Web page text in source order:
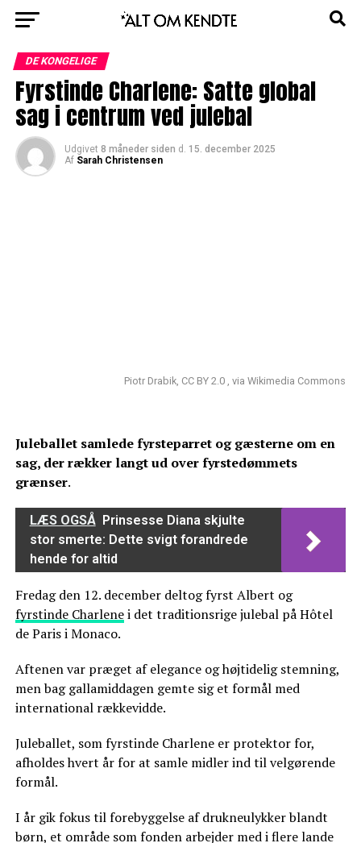
DE KONGELIGE
Fyrstinde Charlene: Satte global
sag i centrum ved julebal
Udgivet 8 måneder siden d. 15. december 2025
Af Sarah Christensen
Piotr Drabik, CC BY 2.0 , via Wikimedia Commons
Juleballet samlede fyrsteparret og gæsterne om en
sag, der rækker langt ud over fyrstedømmets
grænser.
LÆS OGSÅ Prinsesse Diana skjulte
stor smerte: Dette svigt forandrede
hende for altid
Fredag den 12. december deltog fyrst Albert og
fyrstinde Charlenei det traditionsrige julebal på Hôtel
de Paris i Monaco.
Aftenen var præget af elegance og højtidelig stemning,
men bag gallamiddagen gemte sig et formål med
international rækkevidde.
Juleballet, som fyrstinde Charlene er protektor for,
afholdes hvert år for at samle midler ind til velgørende
formål.
I år gik fokus til forebyggelse af drukneulykker blandt
børn, et område som fonden arbejder med i flere lande